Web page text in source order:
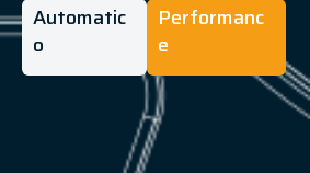
Automatic
o
Performanc
e